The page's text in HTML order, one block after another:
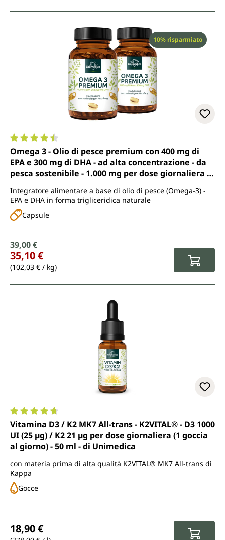
Sconto
10% risparmiato
Valutazione media di 4.6 su 5 stelle
Omega 3 - Olio di pesce premium con 400 mg di
EPA e 300 mg di DHA - ad alta concentrazione - da
pesca sostenibile - 1.000 mg per dose giornaliera (1
Integratore alimentare a base di olio di pesce (Omega-3) -
EPA e DHA in forma trigliceridica naturale
Capsule
Prezzo di vendita:
Prezzo normale:
39,00 €
35,10 €
(102,03 € / kg)
Valutazione media di 4.8 su 5 stelle
Vitamina D3 / K2 MK7 All-trans - K2VITAL® - D3 1000
UI (25 µg) / K2 21 µg per dose giornaliera (1 goccia
al giorno) - 50 ml - di Unimedica
con materia prima di alta qualità K2VITAL® MK7 All-trans di
Kappa
Gocce
18,90 €